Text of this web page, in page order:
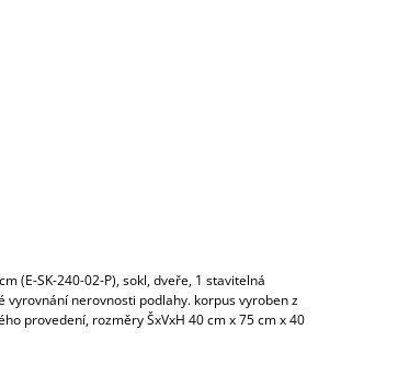
(E-SK-240-02-P), sokl, dveře, 1 stavitelná
nerovnosti podlahy. korpus vyroben z
provedení, rozměry ŠxVxH 40 cm x 75 cm x 40